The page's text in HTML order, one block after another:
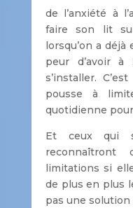
de l’anxiété à
faire son lit
lorsqu’on a déjà
peur d’avoir
s’installer.
pousse à
quotidienne
Et ceux qui
limitations si
de plus en plus
pas une solution